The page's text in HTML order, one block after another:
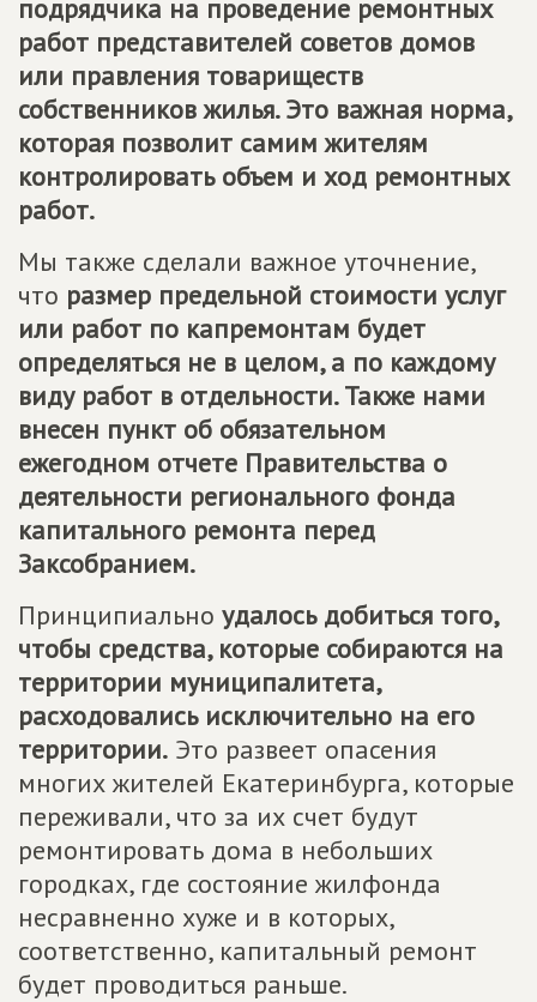
подрядчика на проведение ремонтных
работ представителей советов домов
или правления товариществ
собственников жилья. Это важная норма,
которая позволит самим жителям
контролировать объем и ход ремонтных
работ.
Мы также сделали важное уточнение,
что размер предельной стоимости услуг
или работ по капремонтам будет
определяться не в целом, а по каждому
виду работ в отдельности. Также нами
внесен пункт об обязательном
ежегодном отчете Правительства о
деятельности регионального фонда
капитального ремонта перед
Заксобранием.
Принципиально удалось добиться того,
чтобы средства, которые собираются на
территории муниципалитета,
расходовались исключительно на его
территории. Это развеет опасения
многих жителей Екатеринбурга, которые
переживали, что за их счет будут
ремонтировать дома в небольших
городках, где состояние жилфонда
несравненно хуже и в которых,
соответственно, капитальный ремонт
будет проводиться раньше.